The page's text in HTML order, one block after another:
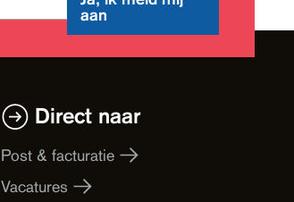
aan
Direct naar
Post & facturatie
Vacatures